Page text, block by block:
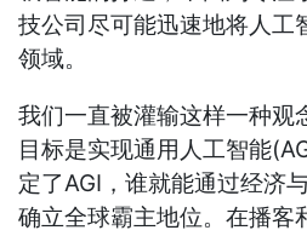
技公司尽可能迅速地将人工
领域。
我们一直被灌输这样一种观
目标是实现通用人工智能
定了AGI，谁就能通过经济
确立全球霸主地位。在播